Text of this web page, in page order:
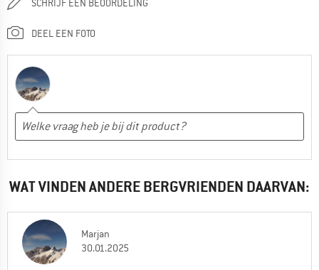
SCHRIJF EEN BEOORDELING
DEEL EEN FOTO
WAT VINDEN ANDERE BERGVRIENDEN DAARVAN:
Marjan
30.01.2025